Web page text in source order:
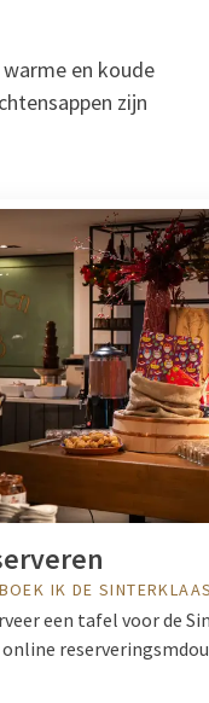
en koude
zijn
IK DE
een tafel voor de